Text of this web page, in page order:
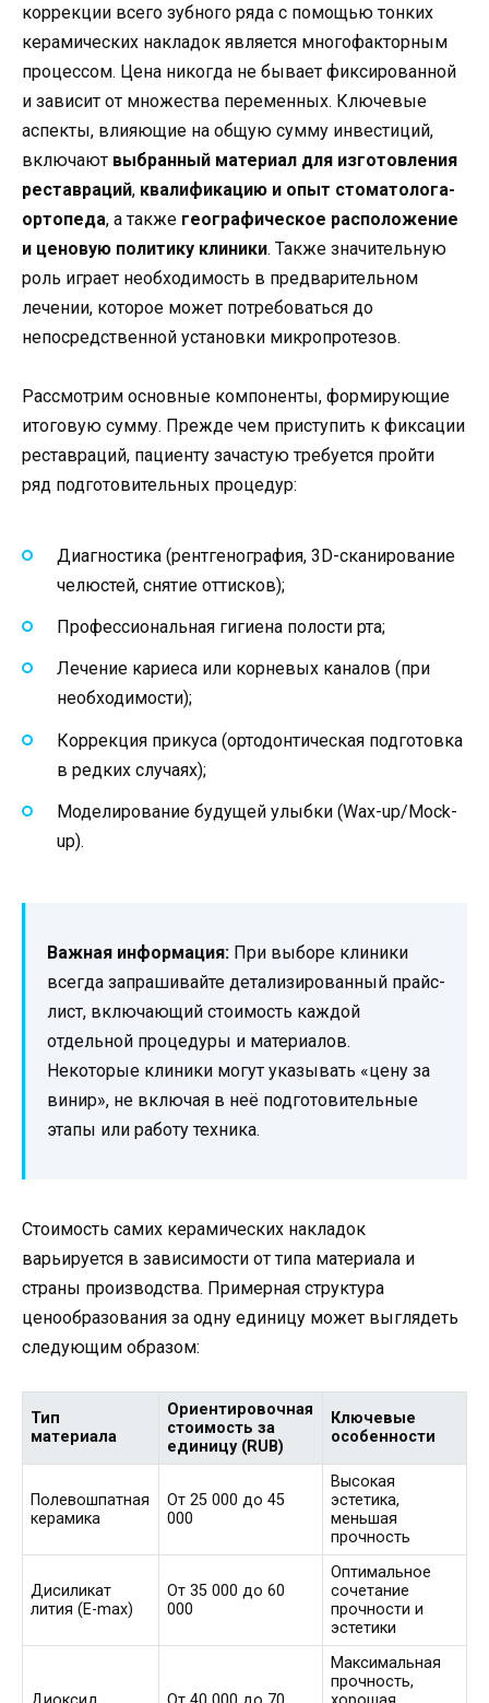
коррекции всего зубного ряда с помощью тонких
керамических накладок является многофакторным
процессом. Цена никогда не бывает фиксированной
и зависит от множества переменных. Ключевые
аспекты, влияющие на общую сумму инвестиций,
включают выбранный материал для изготовления
реставраций, квалификацию и опыт стоматолога-
ортопеда, а также географическое расположение
и ценовую политику клиники. Также значительную
роль играет необходимость в предварительном
лечении, которое может потребоваться до
непосредственной установки микропротезов.
Рассмотрим основные компоненты, формирующие
итоговую сумму. Прежде чем приступить к фиксации
реставраций, пациенту зачастую требуется пройти
ряд подготовительных процедур:
Диагностика (рентгенография, 3D-сканирование
челюстей, снятие оттисков);
Профессиональная гигиена полости рта;
Лечение кариеса или корневых каналов (при
необходимости);
Коррекция прикуса (ортодонтическая подготовка
в редких случаях);
Моделирование будущей улыбки (Wax-up/Mock-
up).
Важная информация: При выборе клиники
всегда запрашивайте детализированный прайс-
лист, включающий стоимость каждой
отдельной процедуры и материалов.
Некоторые клиники могут указывать «цену за
винир», не включая в неё подготовительные
этапы или работу техника.
Стоимость самих керамических накладок
варьируется в зависимости от типа материала и
страны производства. Примерная структура
ценообразования за одну единицу может выглядеть
следующим образом:
Тип
материала
Ориентировочная
стоимость за
единицу (RUB)
Ключевые
особенности
Полевошпатная
керамика
От 25 000 до 45
000
Высокая
эстетика,
меньшая
прочность
Дисиликат
лития (E-max)
От 35 000 до 60
000
Оптимальное
сочетание
прочности и
эстетики
Максимальная
прочность,